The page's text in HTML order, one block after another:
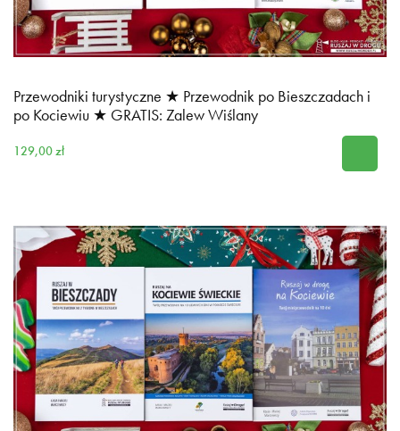
Przewodniki turystyczne ★ Przewodnik po Bieszczadach i
po Kociewiu ★ GRATIS: Zalew Wiślany
129,00 zł